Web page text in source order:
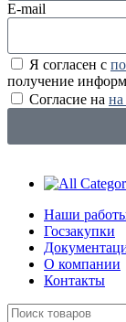
E-mail
Я согласен с
получение
Согласие на
Наши
Госзакупки
О компании
Контакты